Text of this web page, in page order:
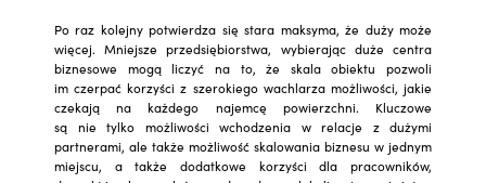
Po raz kolejny potwierdza się stara maksyma, że duży może
więcej. Mniejsze przedsiębiorstwa, wybierając duże centra
biznesowe mogą liczyć na to, że skala obiektu pozwoli
im czerpać korzyści z szerokiego wachlarza możliwości, jakie
czekają na każdego najemcę powierzchni. Kluczowe
są nie tylko możliwości wchodzenia w relacje z dużymi
partnerami, ale także możliwość skalowania biznesu w jednym
miejscu, a także dodatkowe korzyści dla pracowników,